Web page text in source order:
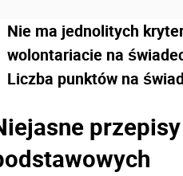
Nie ma jednolitych
wolontariacie na
Liczba punktów na